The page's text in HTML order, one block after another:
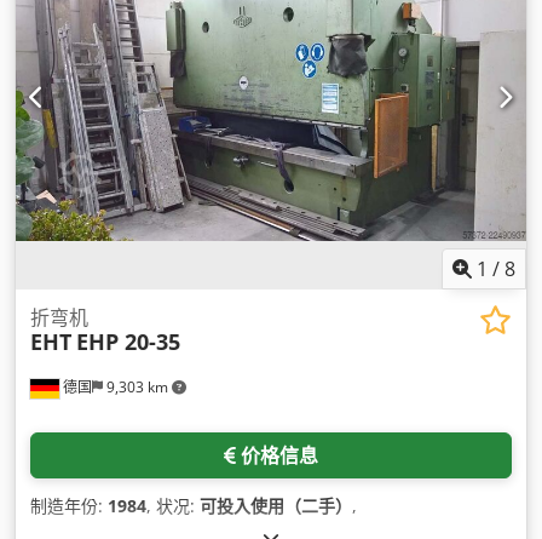
1 /8
德国 9,303 km
折弯机
EHT EHP 20-35
价格信息
制造年份: 1984, 状况: 可投入使用（二手） ,